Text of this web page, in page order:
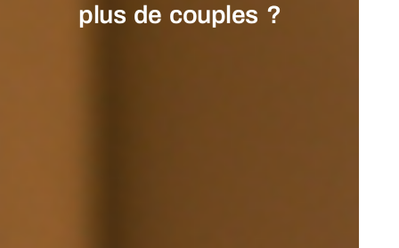
plus de couples ?